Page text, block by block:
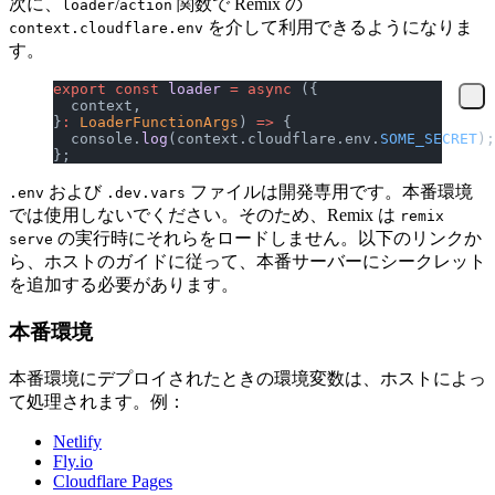
次に、 loader/action 関数で Remix の
context.cloudflare.env を介して利用できるようになりま
す。
export const loader = async ({
  context,
} : LoaderFunctionArgs ) => {
  console.
log (context.cloudflare.env. SOME_SECRET );
};
.env および .dev.vars ファイルは開発専用です。本番環境
では使用しないでください。そのため、Remix は remix
serve の実行時にそれらをロードしません。以下のリンクか
ら、ホストのガイドに従って、本番サーバーにシークレット
を追加する必要があります。
本番環境
本番環境にデプロイされたときの環境変数は、ホストによっ
て処理されます。例：
Netlify
Fly.io
Cloudflare Pages